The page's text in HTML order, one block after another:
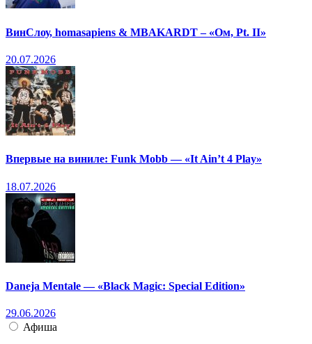
ВинСлоу, homasapiens & MBAKARDT – «Ом, Pt. II»
20.07.2026
Впервые на виниле: Funk Mobb — «It Ain’t 4 Play»
18.07.2026
Daneja Mentale — «Black Magic: Special Edition»
29.06.2026
Афиша